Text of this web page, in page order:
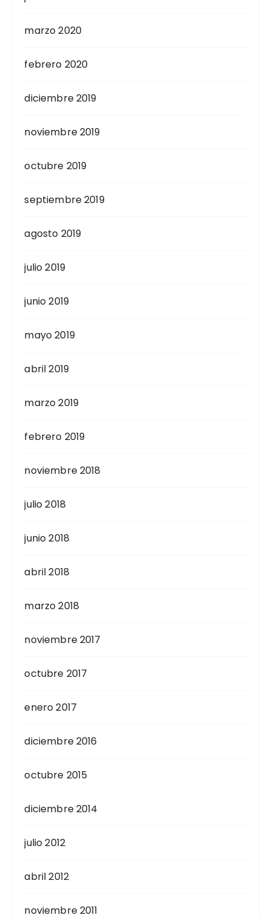
marzo 2020
febrero 2020
diciembre 2019
noviembre 2019
octubre 2019
septiembre 2019
agosto 2019
julio 2019
junio 2019
mayo 2019
abril 2019
marzo 2019
febrero 2019
noviembre 2018
julio 2018
junio 2018
abril 2018
marzo 2018
noviembre 2017
octubre 2017
enero 2017
diciembre 2016
octubre 2015
diciembre 2014
julio 2012
abril 2012
noviembre 2011